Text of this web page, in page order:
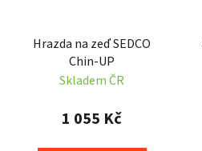
Hrazda na zeď SEDCO
Chin-UP
Skladem ČR
1 055 Kč